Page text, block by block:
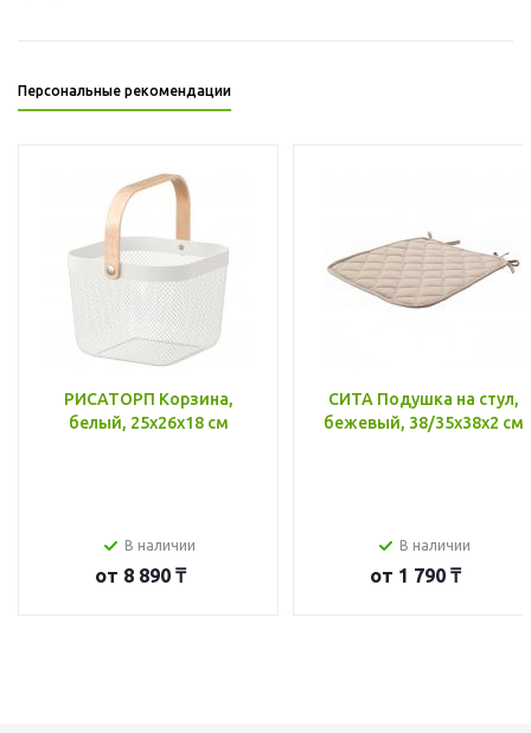
Персональные рекомендации
РИСАТОРП Корзина,
белый, 25x26x18 см
В наличии
от 8 890 ₸
СИТА Подушка на стул,
бежевый, 38/35x38x2 см
В наличии
от 1 790 ₸